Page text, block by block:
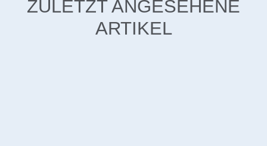
ZULETZT ANGESEHENE
ARTIKEL